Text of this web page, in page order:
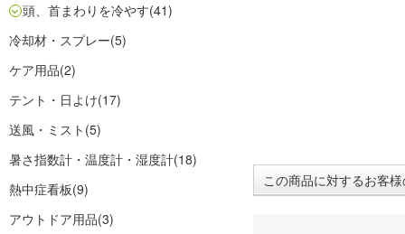
頭、首まわりを冷やす(41)
冷却材・スプレー(5)
ケア用品(2)
テント・日よけ(17)
送風・ミスト (5)
暑さ指数計・温度計・湿度計(18)
熱中症看板(9)
アウトドア用品(3)
この商品に対するお客